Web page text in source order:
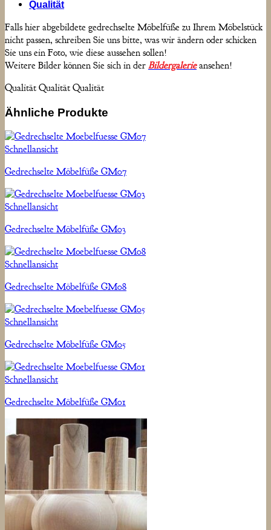
Qualität
Falls hier abgebildete gedrechselte Möbelfüße zu Ihrem Möbelstück
nicht passen, schreiben Sie uns bitte, was wir ändern oder schicken
Sie uns ein Foto, wie diese aussehen sollen!
Weitere Bilder können Sie sich in der Bildergalerieansehen!
Qualität Qualität Qualität
Ähnliche Produkte
Schnellansicht
Gedrechselte Möbelfüße GM07
Schnellansicht
Gedrechselte Möbelfüße GM03
Schnellansicht
Gedrechselte Möbelfüße GM08
Schnellansicht
Gedrechselte Möbelfüße GM05
Schnellansicht
Gedrechselte Möbelfüße GM01